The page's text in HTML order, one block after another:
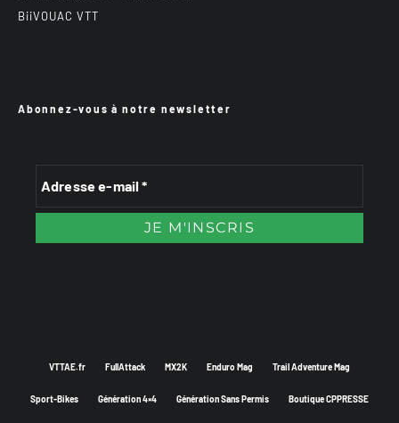
BiiVOUAC VTT
Abonnez-vous à notre newsletter
VTTAE.fr FullAttack MX2K Enduro Mag Trail Adventure Mag
Sport-Bikes Génération 4×4 Génération Sans Permis Boutique CPPRESSE